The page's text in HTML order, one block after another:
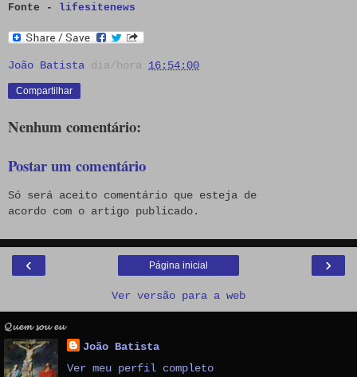
Fonte - lifesitenews
João Batista dia/hora 16:54:00
Compartilhar
Nenhum comentário:
Postar um comentário
Só será aceito comentário que esteja de
acordo com o artigo publicado.
‹ ›
Página inicial
Ver versão para a web
𝓠𝓾𝓮𝓶 𝓼𝓸𝓾 𝓮𝓾
João Batista
Ver meu perfil completo